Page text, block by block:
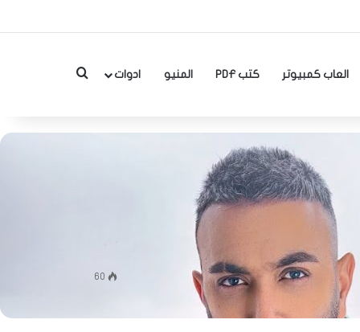
العاب كمبيوتر كتب PDF المنيو ادوات بحث عن
60